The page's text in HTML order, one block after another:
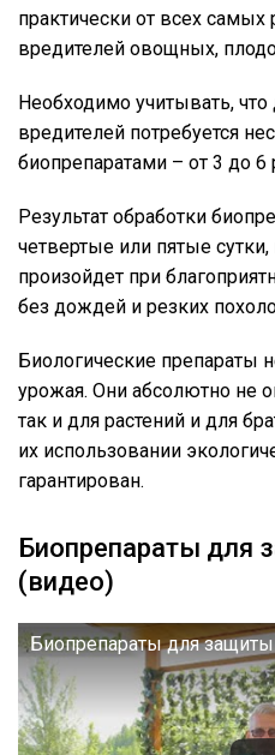
практически от всех самых
вредителей овощных,
Необходимо учитывать,
вредителей потребуется
биопрепаратами – от 3 до 6
Результат обработки
четвертые или пятые
произойдет при
без дождей и резких
Биологические препараты
урожая. Они абсолютно не
так и для растений и для
их использовании
гарантирован.
Биопрепараты для
(видео)
Биопрепараты для защиты